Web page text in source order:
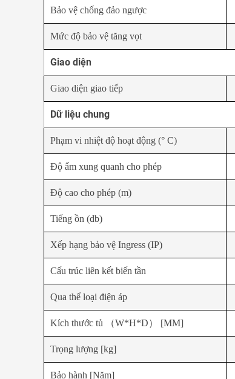
Bảo vệ chống đảo ngược
Mức độ bảo vệ tăng vọt
Giao diện
Giao diện giao tiếp
Dữ liệu chung
Phạm vi nhiệt độ hoạt động (° C)
Độ ẩm xung quanh cho phép
Độ cao cho phép (m)
Tiếng ồn (db)
Xếp hạng bảo vệ Ingress (IP)
Cấu trúc liên kết biến tần
Qua thể loại điện áp
Kích thước tủ （W*H*D） [MM]
Trọng lượng [kg]
Bảo hành [Năm]